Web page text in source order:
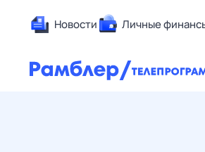
Новости Личные